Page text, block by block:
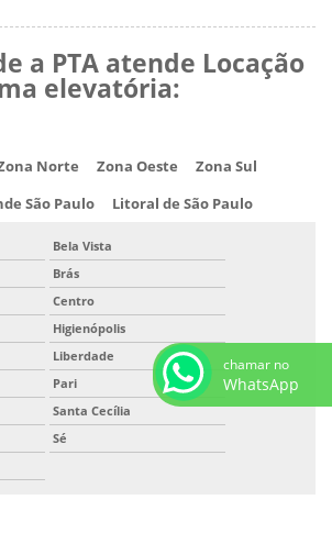
a PTA atende Locação
elevatória:
Norte Zona Oeste
Zona Sul
São Paulo Litoral de São Paulo
Bela Vista
Brás
Centro
Higienópolis
Liberdade
Pari
Santa Cecília
Sé
chamar no
WhatsApp